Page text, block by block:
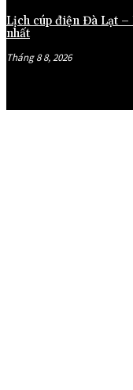
Lịch cúp điện Đà Lạt
nhất
Tháng 8 8, 2026